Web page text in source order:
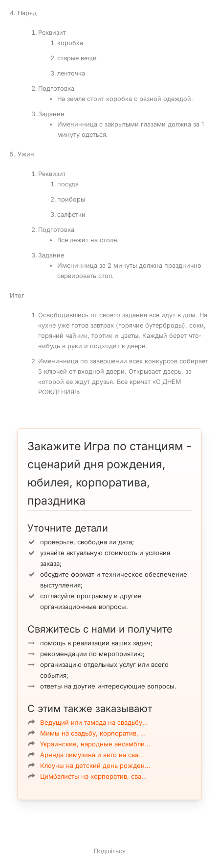
4. Наряд
Реквизит
коробка
старые вещи
ленточка
Подготовка
На земле стоит коробка с разной одеждой.
Задание
Именинница с закрытыми глазами должна за 1
минуту одеться.
5. Ужин
Реквизит
посуда
приборы
салфетки
Подготовка
Все лежит на столе.
Задание
Именинница за 2 минуты должна празднично
сервировать стол.
Итог
Освободившись от своего задания все идут в дом. На
кухне уже готов завтрак (горячие бутерброды), соки,
горячий чайник, тортик и цветы. Каждый берет что-
нибудь в руки и подходит к двери.
Именинница по завершении всех конкурсов собирает
5 ключей от входной двери. Открывает дверь, за
которой ее ждут друзья. Все кричат «С ДНЕМ
РОЖДЕНИЯ!»
Закажите Игра по станциям -
сценарий дня рождения,
юбилея, корпоратива,
праздника
Уточните детали
проверьте, свободна ли дата;
узнайте актуальную стоимость и условия
заказа;
обсудите формат и техническое обеспечение
выступления;
согласуйте программу и другие
организационные вопросы.
Свяжитесь с нами и получите
помощь в реализации ваших задач;
рекомендации по мероприятию;
организацию отдельных услуг или всего
события;
ответы на другие интересующие вопросы.
С этим также заказывают
Ведущий или тамада на свадьбу…
Мимы на свадьбу, корпоратив, …
Украинские, народные ансамбли…
Аренда лимузина и авто на сва…
Клоуны на детский день рожден…
Цимбалисты на корпоратив, сва…
Поділіться